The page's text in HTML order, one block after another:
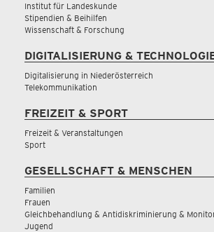
Institut für Landeskunde
Stipendien & Beihilfen
Wissenschaft & Forschung
DIGITALISIERUNG &
Digitalisierung in Niederösterreich
Telekommunikation
FREIZEIT & SPORT
Freizeit & Veranstaltungen
Sport
GESELLSCHAFT & MENSCHEN
Familien
Frauen
Gleichbehandlung & Antidiskriminierung &
Jugend